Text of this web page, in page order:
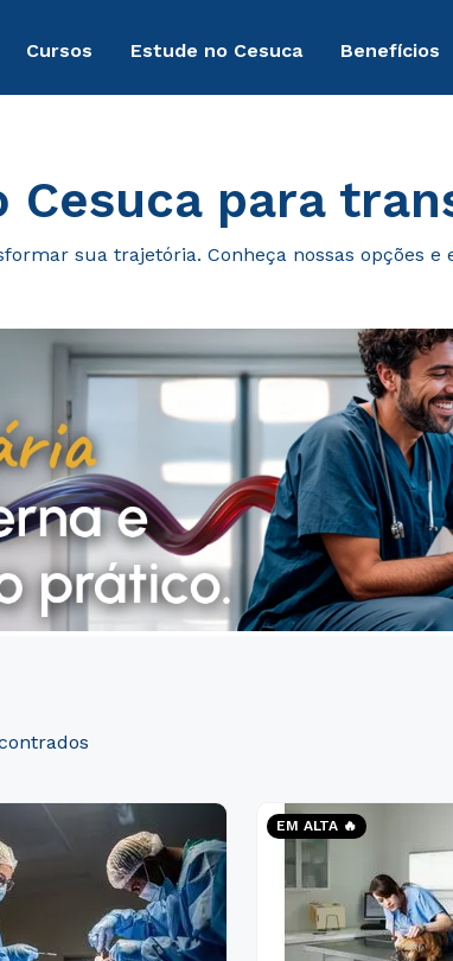
Cursos Estude no Cesuca Benefícios
Cesuca para
sua trajetória. Conheça nossas opções e
EM ALTA 🔥